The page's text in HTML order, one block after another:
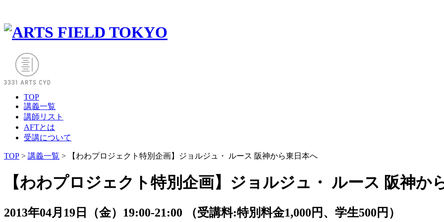
TOP
講義一覧
講師リスト
AFTとは
受講について
TOP > 講義一覧 > 【わわプロジェクト特別企画】ジョルジュ・ ルース 阪神から東日本へ
【わわプロジェクト特別企画】ジョルジュ・ ルース 阪神か
2013年04月19日（金）19:00-21:00 （受講料:特別料金1,000円、学生500円）